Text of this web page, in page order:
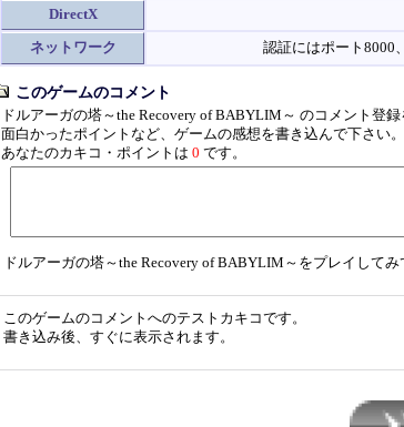
DirectX
ネットワーク 認証にはポート8000
このゲームのコメント
ドルアーガの塔～the Recovery of BABYLIM～ のコメント登録
面白かったポイントなど、ゲームの感想を書き込んで下さい。
あなたのカキコ・ポイントは 0 です。
ドルアーガの塔～the Recovery of BABYLIM～をプレイしてみ
このゲームのコメントへのテストカキコです。
書き込み後、すぐに表示されます。